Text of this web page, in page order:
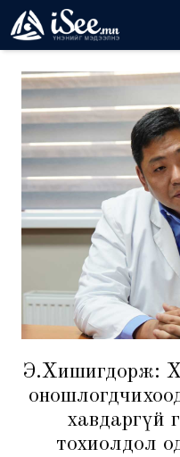
Э.Хишигдорж:
хавдаргүй
тохиолдол